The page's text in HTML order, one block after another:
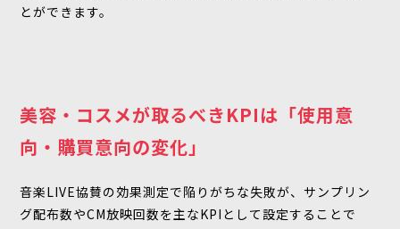
とができます。
美容・コスメが取るべきKPIは「使用意
向・購買意向の変化」
音楽LIVE協賛の効果測定で陥りがちな失敗が、サンプリン
グ配布数やCM放映回数を主なKPIとして設定することで